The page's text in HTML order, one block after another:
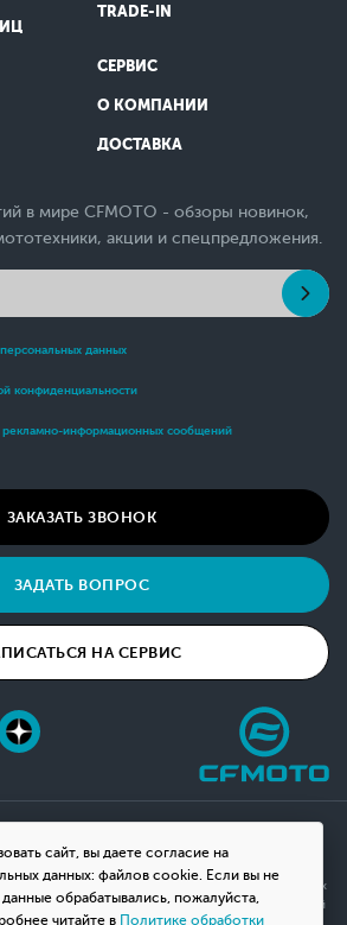
сайт, вы даете согласие на
данных: файлов cookie. Если вы не
обрабатывались, пожалуйста,
читайте в Политике обработки
TRADE-IN
СЕРВИС
О КОМПАНИИ
ДОСТАВКА
в мире CFMOTO - обзоры новинок,
акции и спецпредложения.
данных
конфиденциальности
рекламно-информационных сообщений
ЗАКАЗАТЬ ЗВОНОК
ЗАДАТЬ ВОПРОС
НА СЕРВИС
что данный интернет-сайт носит исключительно
при каких условиях не является публичной офертой,
437(2) Гражданского кодекса Российской
информации о наличии и стоимости указанных
к менеджерам компании с помощью специальной